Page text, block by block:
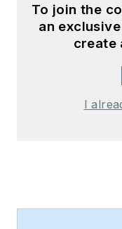
To join the
an
create
I